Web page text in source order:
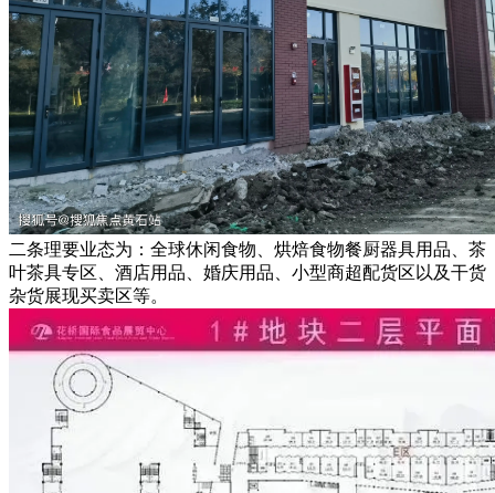
二条理要业态为：全球休闲食物、烘焙食物餐厨器具用品、茶
叶茶具专区、酒店用品、婚庆用品、小型商超配货区以及干货
杂货展现买卖区等。